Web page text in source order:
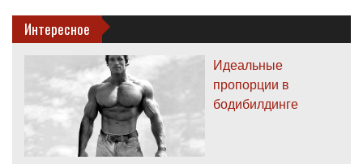
Интересное
Идеальные
пропорции в
бодибилдинге